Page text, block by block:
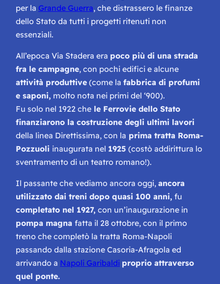
per la Grande Guerra, che distrassero le finanze
dello Stato da tutti i progetti ritenuti non
essenziali.
All’epoca Via Stadera era poco più di una strada
fra le campagne, con pochi edifici e alcune
attività produttive (come la fabbrica di profumi
e saponi, molto nota nei primi del ‘900).
Fu solo nel 1922 che le Ferrovie dello Stato
finanziarono la costruzione degli ultimi lavori
della linea Direttissima, con la prima tratta Roma-
Pozzuoli inaugurata nel 1925 (costò addirittura lo
sventramento di un teatro romano!).
Il passante che vediamo ancora oggi, ancora
utilizzato dai treni dopo quasi 100 anni, fu
completato nel 1927, con un’inaugurazione in
pompa magna fatta il 28 ottobre, con il primo
treno che completò la tratta Roma-Napoli
passando dalla stazione Casoria-Afragola ed
arrivando a Napoli Garibaldi proprio attraverso
quel ponte.